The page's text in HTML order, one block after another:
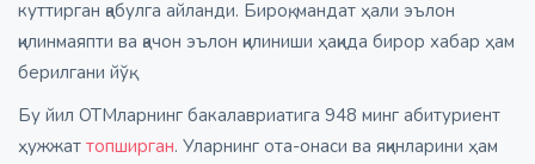
куттирган қабулга айланди. Бироқ, мандат ҳали эълон
қилинмаяпти ва қачон эълон қилиниши ҳақида бирор хабар ҳам
берилгани йўқ.
Бу йил ОТМларнинг бакалавриатига 948 минг абитуриент
ҳужжат топширган. Уларнинг ота-онаси ва яқинларини ҳам